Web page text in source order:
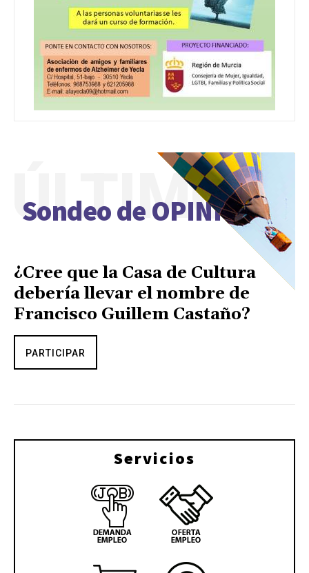
Sondeo de OPINIÓN
ÚLTIMO
¿Cree que la Casa de Cultura
debería llevar el nombre de
Francisco Guillem Castaño?
PARTICIPAR
Servicios